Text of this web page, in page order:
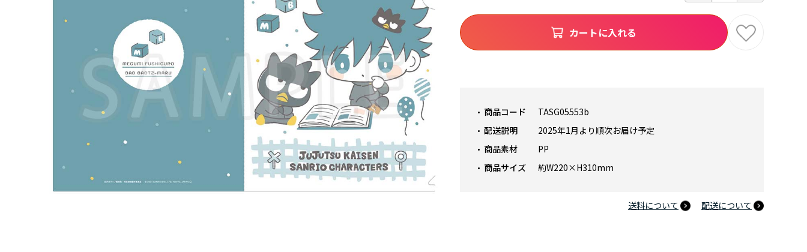
商品コード
TASG05553b
配送説明
2025年1月より順次お届け予定
商品素材
PP
商品サイズ
約W220×H310mm
送料について 配送について
カートに入れる